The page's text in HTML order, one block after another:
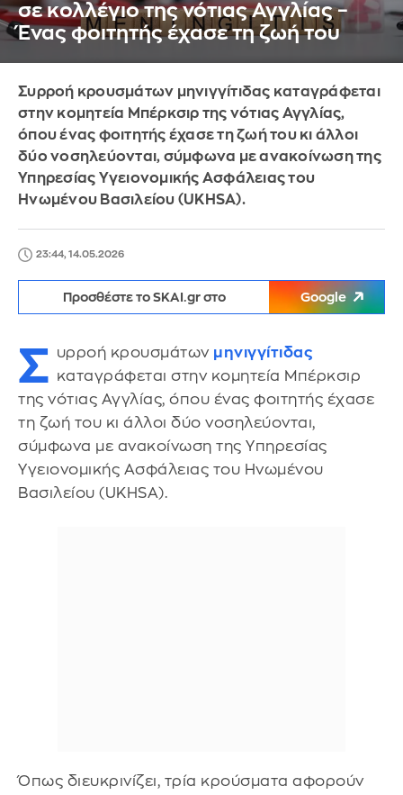
σε κολλέγιο της νότιας Αγγλίας –
Ένας φοιτητής έχασε τη ζωή του
Συρροή κρουσμάτων μηνιγγίτιδας καταγράφεται
στην κομητεία Μπέρκσιρ της νότιας Αγγλίας,
όπου ένας φοιτητής έχασε τη ζωή του κι άλλοι
δύο νοσηλεύονται, σύμφωνα με ανακοίνωση της
Υπηρεσίας Υγειονομικής Ασφάλειας του
Ηνωμένου Βασιλείου (UKHSA).
23:44, 14.05.2026
Προσθέστε το SKAI.gr στο Google
Σ υρροή κρουσμάτων μηνιγγίτιδας
καταγράφεται στην κομητεία Μπέρκσιρ
της νότιας Αγγλίας, όπου ένας φοιτητής έχασε
τη ζωή του κι άλλοι δύο νοσηλεύονται,
σύμφωνα με ανακοίνωση της Υπηρεσίας
Υγειονομικής Ασφάλειας του Ηνωμένου
Βασιλείου (UKHSA).
Όπως διευκρινίζει, τρία κρούσματα αφορούν